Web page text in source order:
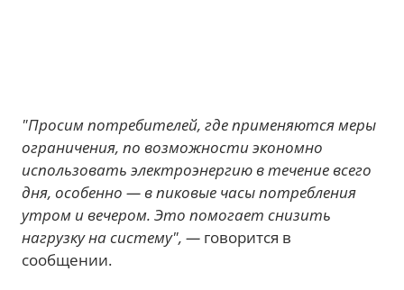
"Просим потребителей, где применяются меры
ограничения, по возможности экономно
использовать электроэнергию в течение всего
дня, особенно — в пиковые часы потребления
утром и вечером. Это помогает снизить
нагрузку на систему", — говорится в
сообщении.